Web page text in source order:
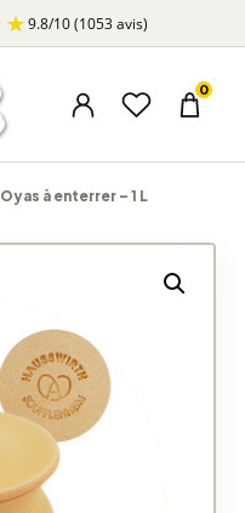
9.8/10(1053 avis)
Menu du compte
Liste Panier
0
Oyas à enterrer – 1 L